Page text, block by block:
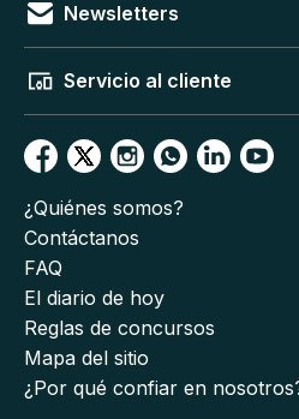
Newsletters
Servicio al cliente
¿Quiénes somos?
Contáctanos
FAQ
El diario de hoy
Reglas de concursos
Mapa del sitio
¿Por qué confiar en